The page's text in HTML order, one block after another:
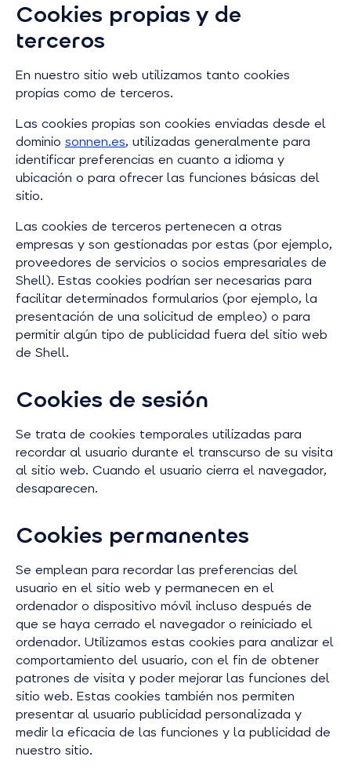
Cookies propias y de
terceros
En nuestro sitio web utilizamos tanto cookies
propias como de terceros.
Las cookies propias son cookies enviadas desde el
dominio sonnen.es, utilizadas generalmente para
identificar preferencias en cuanto a idioma y
ubicación o para ofrecer las funciones básicas del
sitio.
Las cookies de terceros pertenecen a otras
empresas y son gestionadas por estas (por ejemplo,
proveedores de servicios o socios empresariales de
Shell). Estas cookies podrían ser necesarias para
facilitar determinados formularios (por ejemplo, la
presentación de una solicitud de empleo) o para
permitir algún tipo de publicidad fuera del sitio web
de Shell.
Cookies de sesión
Se trata de cookies temporales utilizadas para
recordar al usuario durante el transcurso de su visita
al sitio web. Cuando el usuario cierra el navegador,
desaparecen.
Cookies permanentes
Se emplean para recordar las preferencias del
usuario en el sitio web y permanecen en el
ordenador o dispositivo móvil incluso después de
que se haya cerrado el navegador o reiniciado el
ordenador. Utilizamos estas cookies para analizar el
comportamiento del usuario, con el fin de obtener
patrones de visita y poder mejorar las funciones del
sitio web. Estas cookies también nos permiten
presentar al usuario publicidad personalizada y
medir la eficacia de las funciones y la publicidad de
nuestro sitio.